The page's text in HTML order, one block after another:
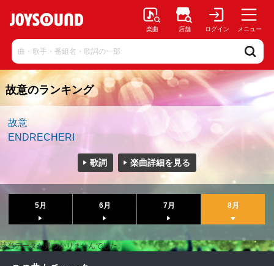
楽曲 店舗 ログイン メニュー
故意のランキング
故意
ENDRECHERI
歌詞 楽曲詳細を見る
5月 6月 7月 8月
該当データが見つかりませんでした。